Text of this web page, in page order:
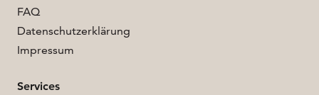
FAQ
Datenschutzerklärung
Impressum
Services